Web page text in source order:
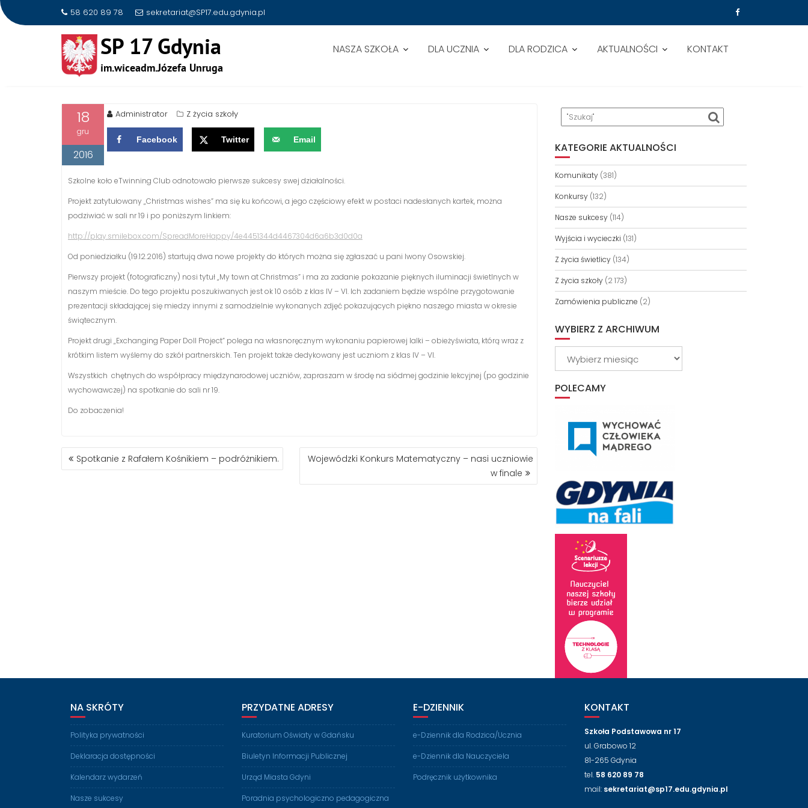
58 620 89 78 sekretariat@SP17.edu.gdynia.pl
NASZA SZKOŁA DLA UCZNIA DLA RODZICA AKTUALNOŚCI KONTAKT
UCZNIOWIE DO WSPÓŁPRACY MIĘDZYNARODOWEJ PILNIE POSZUKIWANI
18
gru
2016
Administrator Z życia szkoły
Facebook Twitter Email
Szkolne koło eTwinning Club odnotowało pierwsze sukcesy swej działalności.
Projekt zatytułowany „Christmas wishes” ma się ku końcowi, a jego częściowy efekt w postaci nadesłanych kartek, można
podziwiać w sali nr 19 i po poniższym linkiem:
http://play.smilebox.com/SpreadMoreHappy/4e4451344d4467304d6a6b3d0d0a
Od poniedziałku (19.12.2016) startują dwa nowe projekty do których można się zgłaszać u pani Iwony Osowskiej.
Pierwszy projekt (fotograficzny) nosi tytuł „My town at Christmas” i ma za zadanie pokazanie pięknych iluminacji świetlnych w
naszym mieście. Do tego projektu poszukiwanych jest ok 10 osób z klas IV – VI. Ich zadaniem będzie wspólne przygotowanie
prezentacji składającej się miedzy innymi z samodzielnie wykonanych zdjęć pokazujących piękno naszego miasta w okresie
świątecznym.
Projekt drugi „Exchanging Paper Doll Project” polega na własnoręcznym wykonaniu papierowej lalki – obieżyświata, którą wraz z
krótkim listem wyślemy do szkół partnerskich. Ten projekt także dedykowany jest uczniom z klas IV – VI.
Wszystkich chętnych do współpracy międzynarodowej uczniów, zapraszam w środę na siódmej godzinie lekcyjnej (po godzinie
wychowawczej) na spotkanie do sali nr 19.
Do zobaczenia!
NAWIGACJA
WPISU
Spotkanie z Rafałem Kośnikiem – podróżnikiem.
Wojewódzki Konkurs Matematyczny – nasi uczniowie
w finale
KATEGORIE AKTUALNOŚCI
Komunikaty(381)
Konkursy(132)
Nasze sukcesy(114)
Wyjścia i wycieczki (131)
Z życia świetlicy(134)
Z życia szkoły(2 173)
Zamówienia publiczne (2)
WYBIERZ Z ARCHIWUM
POLECAMY
NA SKRÓTY
Polityka prywatności
Deklaracja dostępności
Kalendarz wydarzeń
Nasze sukcesy
PRZYDATNE ADRESY
Kuratorium Oświaty w Gdańsku
Biuletyn Informacji Publicznej
Urząd Miasta Gdyni
Poradnia psychologiczno pedagogiczna
E-DZIENNIK
e-Dziennik dla Rodzica/Ucznia
e-Dziennik dla Nauczyciela
Podręcznik użytkownika
KONTAKT
Szkoła Podstawowa nr 17
ul. Grabowo 12
81-265 Gdynia
tel. 58 620 89 78
mail: sekretariat@sp17.edu.gdynia.pl